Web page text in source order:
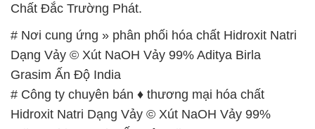
Chất Đắc Trường Phát.
# Nơi cung ứng » phân phối hóa chất Hidroxit Natri
Dạng Vảy © Xút NaOH Vảy 99% Aditya Birla
Grasim Ấn Độ India
# Công ty chuyên bán ♦ thương mại hóa chất
Hidroxit Natri Dạng Vảy © Xút NaOH Vảy 99%